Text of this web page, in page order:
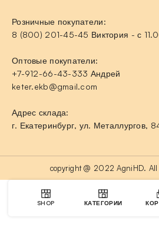
Розничные покупатели:
8 (800) 201-45-45 Виктория - с
Оптовые покупатели:
+7-912-66-43-333 Андрей
keter.ekb@gmail.com
Адрес склада:
г. Екатеринбург, ул. Металлургов,
copyright @ 2022 AgniHD. All
SHOP КАТЕГОРИИ